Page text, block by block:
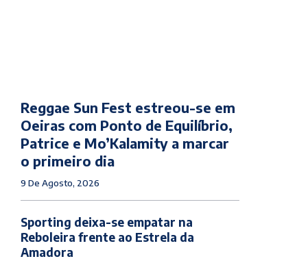
Reggae Sun Fest estreou-se em
Oeiras com Ponto de Equilíbrio,
Patrice e Mo’Kalamity a marcar
o primeiro dia
9 De Agosto, 2026
Sporting deixa-se empatar na
Reboleira frente ao Estrela da
Amadora